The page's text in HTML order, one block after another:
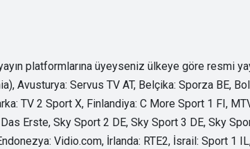
platformlarına üyeyseniz ülkeye göre resmi
Avusturya: Servus TV AT, Belçika: Sporza BE,
TV 2 Sport X, Finlandiya: C More Sport 1 FI,
Erste, Sky Sport 2 DE, Sky Sport 3 DE, Sky
Vidio.com, İrlanda: RTE2, İsrail: Sport 1